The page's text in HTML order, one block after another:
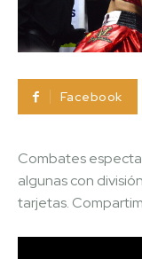
Facebook
Combates
algunas con
tarjetas.